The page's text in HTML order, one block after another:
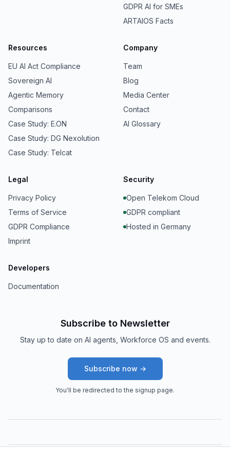
GDPR AI for SMEs
ARTAIOS Facts
Resources
EU AI Act Compliance
Sovereign AI
Agentic Memory
Comparisons
Case Study: E.ON
Case Study: DG Nexolution
Case Study: Telcat
Company
Team
Blog
Media Center
Contact
AI Glossary
Legal
Privacy Policy
Terms of Service
GDPR Compliance
Imprint
Security
Open Telekom Cloud
GDPR compliant
Hosted in Germany
Developers
Documentation
Subscribe to Newsletter
Stay up to date on AI agents, Workforce OS and events.
Subscribe now →
You'll be redirected to the signup page.